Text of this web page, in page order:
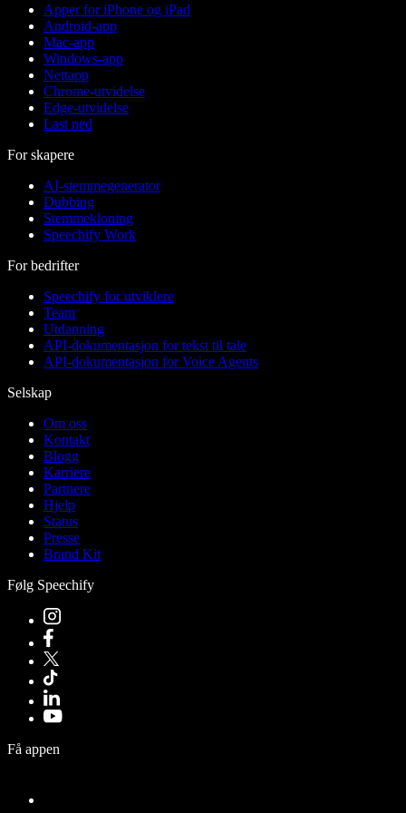
Apper for iPhone og iPad
Android-app
Mac-app
Windows-app
Nettapp
Chrome-utvidelse
Edge-utvidelse
Last ned
For skapere
AI-stemmegenerator
Dubbing
Stemmekloning
Speechify Work
For bedrifter
Speechify for utviklere
Team
Utdanning
API-dokumentasjon for tekst til tale
API-dokumentasjon for Voice Agents
Selskap
Om oss
Kontakt
Blogg
Karriere
Partnere
Hjelp
Status
Presse
Brand Kit
Følg Speechify
Få appen